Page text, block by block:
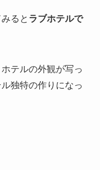
ると ラブホテルで
テルの外観が写っ
独特の作りになっ